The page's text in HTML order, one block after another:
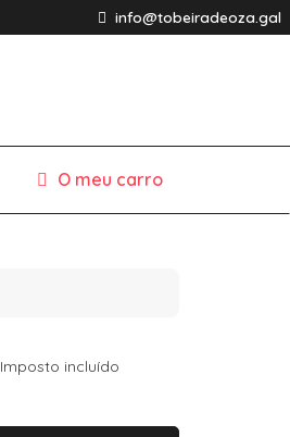
info@tobeiradeoza.gal
O meu carro
Imposto incluído